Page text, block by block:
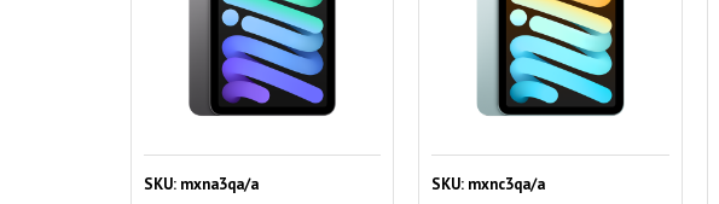
SKU: mxna3qa/a
SKU: mxnc3qa/a